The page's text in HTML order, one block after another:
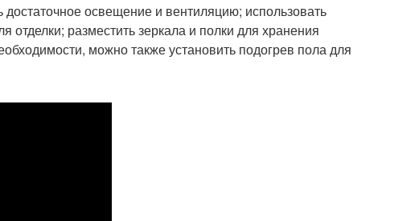
освещение и вентиляцию; использовать
разместить зеркала и полки для хранения
можно также установить подогрев пола для